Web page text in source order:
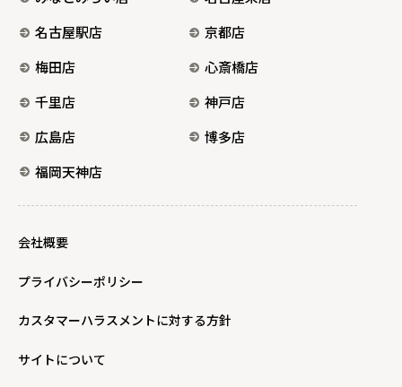
名古屋駅店
京都店
梅田店
心斎橋店
千里店
神戸店
広島店
博多店
福岡天神店
会社概要
プライバシーポリシー
カスタマーハラスメントに対する方針
サイトについて